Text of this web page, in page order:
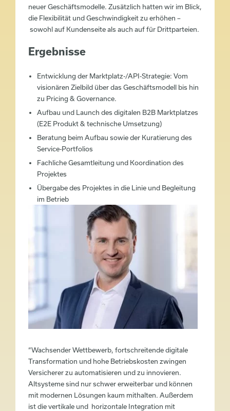
neuer Geschäftsmodelle. Zusätzlich hatten wir im Blick,
die Flexibilität und Geschwindigkeit zu erhöhen –
sowohl auf Kundenseite als auch auf für Drittparteien.
Ergebnisse
Entwicklung der Marktplatz-/API-Strategie: Vom
visionären Zielbild über das Geschäftsmodell bis hin
zu Pricing & Governance.
Aufbau und Launch des digitalen B2B Marktplatzes
(E2E Produkt & technische Umsetzung)
Beratung beim Aufbau sowie der Kuratierung des
Service-Portfolios
Fachliche Gesamtleitung und Koordination des
Projektes​
Übergabe des Projektes in die Linie und Begleitung
im Betrieb
“Wachsender Wettbewerb, fortschreitende digitale
Transformation und hohe Betriebskosten zwingen
Versicherer zu automatisieren und zu innovieren.
Altsysteme sind nur schwer erweiterbar und können
mit modernen Lösungen kaum mithalten. Außerdem
ist die vertikale und horizontale Integration mit